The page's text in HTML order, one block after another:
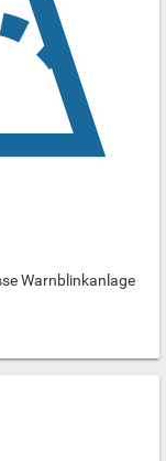
Warnblinkanlage